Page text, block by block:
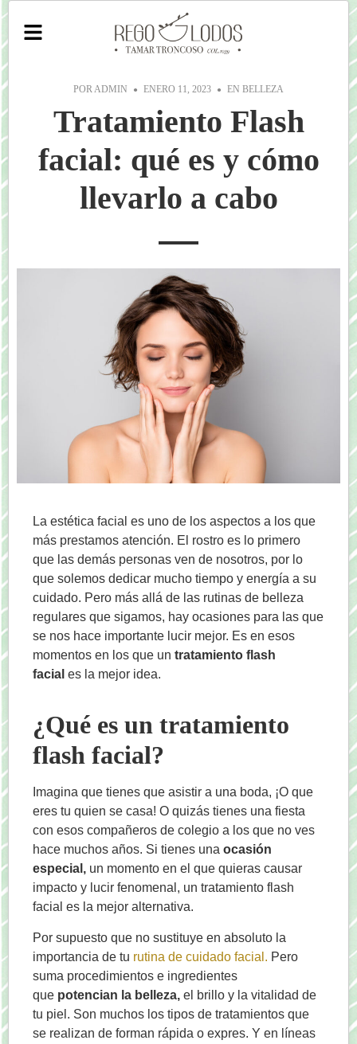
POR ADMIN ENERO 11, 2023 EN BELLEZA
Tratamiento Flash
facial: qué es y cómo
llevarlo a cabo
La estética facial es uno de los aspectos a los que
más prestamos atención. El rostro es lo primero
que las demás personas ven de nosotros, por lo
que solemos dedicar mucho tiempo y energía a su
cuidado. Pero más allá de las rutinas de belleza
regulares que sigamos, hay ocasiones para las que
se nos hace importante lucir mejor. Es en esos
momentos en los que un tratamiento flash
facial es la mejor idea.
¿Qué es un tratamiento
flash facial?
Imagina que tienes que asistir a una boda, ¡O que
eres tu quien se casa! O quizás tienes una fiesta
con esos compañeros de colegio a los que no ves
hace muchos años. Si tienes una ocasión
especial, un momento en el que quieras causar
impacto y lucir fenomenal, un tratamiento flash
facial es la mejor alternativa.
Por supuesto que no sustituye en absoluto la
importancia de tu rutina de cuidado facial. Pero
suma procedimientos e ingredientes
que potencian la belleza, el brillo y la vitalidad de
tu piel. Son muchos los tipos de tratamientos que
se realizan de forman rápida o expres. Y en líneas